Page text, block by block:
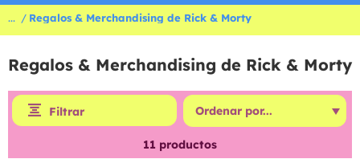
... Regalos & Merchandising de Rick & Morty
Regalos & Merchandising de Rick & Morty
Filtrar
11 productos